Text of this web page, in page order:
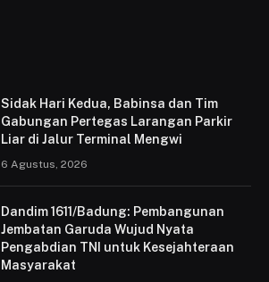
Sidak Hari Kedua, Babinsa dan Tim
Gabungan Pertegas Larangan Parkir
Liar di Jalur Terminal Mengwi
6 Agustus, 2026
Dandim 1611/Badung: Pembangunan
Jembatan Garuda Wujud Nyata
Pengabdian TNI untuk Kesejahteraan
Masyarakat